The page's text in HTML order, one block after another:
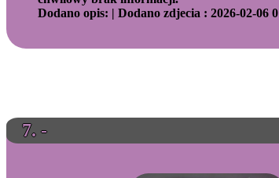
Dodano opis: | Dodano zdjecia : 2026-02-06
7. -